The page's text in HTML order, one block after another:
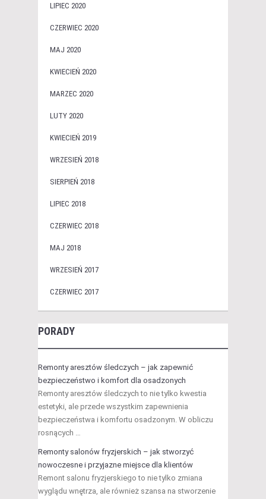
LIPIEC 2020
CZERWIEC 2020
MAJ 2020
KWIECIEŃ 2020
MARZEC 2020
LUTY 2020
KWIECIEŃ 2019
WRZESIEŃ 2018
SIERPIEŃ 2018
LIPIEC 2018
CZERWIEC 2018
MAJ 2018
WRZESIEŃ 2017
CZERWIEC 2017
PORADY
Remonty aresztów śledczych – jak zapewnić
bezpieczeństwo i komfort dla osadzonych
Remonty aresztów śledczych to nie tylko kwestia
estetyki, ale przede wszystkim zapewnienia
bezpieczeństwa i komfortu osadzonym. W obliczu
rosnących …
Remonty salonów fryzjerskich – jak stworzyć
nowoczesne i przyjazne miejsce dla klientów
Remont salonu fryzjerskiego to nie tylko zmiana
wyglądu wnętrza, ale również szansa na stworzenie